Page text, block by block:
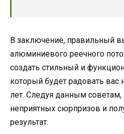
В заключение, правильный
алюминиевого реечного
создать стильный и
который будет радовать вас
лет. Следуя данным
неприятных сюрпризов и
результат.